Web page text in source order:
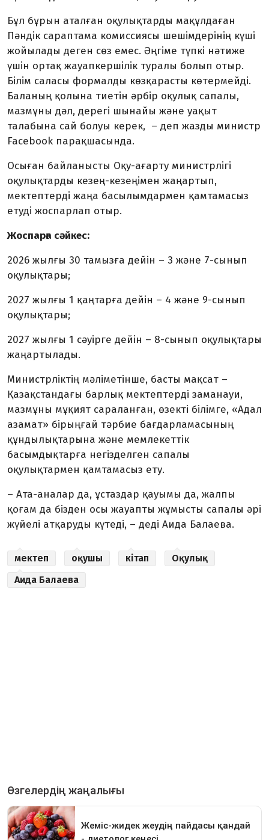
Бұл бұрын аталған оқулықтарды мақұлдаған
Пәндік сараптама комиссиясы шешімдерінің күші
жойылады деген сөз емес. Әңгіме түпкі нәтиже
үшін ортақ жауапкершілік туралы болып отыр.
Білім саласы формалды көзқарасты көтермейді.
Баланың қолына тиетін әрбір оқулық сапалы,
мазмұны дәл, дерегі шынайы және уақыт
талабына сай болуы керек, – деп жазды министр
Facebook парақшасында.
Осыған байланысты Оқу-ағарту министрлігі
оқулықтарды кезең-кезеңімен жаңартып,
мектептерді жаңа басылымдармен қамтамасыз
етуді жоспарлап отыр.
Жоспарға сәйкес:
2026 жылғы 30 тамызға дейін – 3 және 7-сынып
оқулықтары;
2027 жылғы 1 қаңтарға дейін – 4 және 9-сынып
оқулықтары;
2027 жылғы 1 сәуірге дейін – 8-сынып оқулықтары
жаңартылады.
Министрліктің мәліметінше, басты мақсат –
Қазақстандағы барлық мектептерді заманауи,
мазмұны мұқият сараланған, өзекті білімге, «Адал
азамат» бірыңғай тәрбие бағдарламасының
құндылықтарына және мемлекеттік
басымдықтарға негізделген сапалы
оқулықтармен қамтамасыз ету.
– Ата-аналар да, ұстаздар қауымы да, жалпы
қоғам да бізден осы жауапты жұмысты сапалы әрі
жүйелі атқаруды күтеді, – деді Аида Балаева.
мектеп оқушы кітап
Оқулық
Аида Балаева